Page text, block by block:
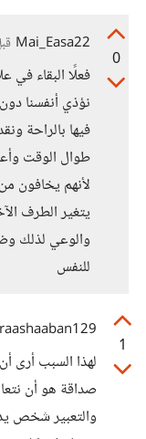
0
Mai_Easa22 قبل
فعلًا البقاء في
نؤذي أنفسنا
فيها بالراحة
طوال الوقت
لأنهم يخافون
يتغير الطرف
والوعي لذلك
للنفس
1
لهذا السبب أرى
صداقة هو أن
والتعبير شخص